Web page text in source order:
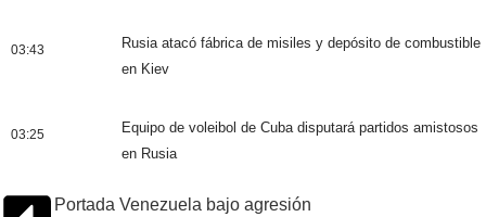
03:43
Rusia atacó fábrica de misiles y depósito de combustible
en Kiev
03:25
Equipo de voleibol de Cuba disputará partidos amistosos
en Rusia
Portada Venezuela bajo agresión